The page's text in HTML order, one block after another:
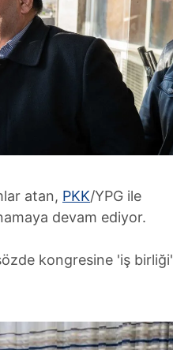
atan, PKK/YPG ile
devam ediyor.
kongresine 'iş birliği'